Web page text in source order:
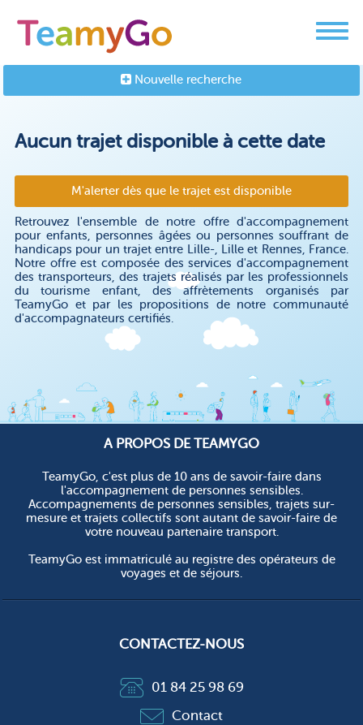
Nouvelle recherche
Aucun trajet disponible à cette date
M'alerter dès que le trajet est disponible
Retrouvez l'ensemble de notre offre d'accompagnement
pour enfants, personnes âgées ou personnes souffrant de
handicaps pour un trajet entre Lille-, Lille et Rennes, France.
Notre offre est composée des services d'accompagnement
des transporteurs, des trajets réalisés par les professionnels
du tourisme enfant, des affrètements organisés par
TeamyGo et par les propositions de notre communauté
d'accompagnateurs certifiés.
A PROPOS DE TEAMYGO
TeamyGo, c'est plus de 10 ans de savoir-faire dans
l'accompagnement de personnes sensibles.
Accompagnements de personnes sensibles, trajets sur-
mesure et trajets collectifs sont autant de savoir-faire de
votre nouveau partenaire transport.
TeamyGo est immatriculé au registre des opérateurs de
voyages et de séjours.
CONTACTEZ-NOUS
01 84 25 98 69
Contact